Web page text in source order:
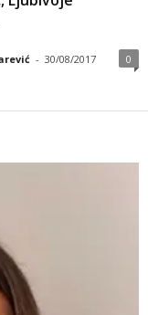
- 30/08/2017 0